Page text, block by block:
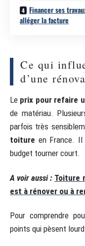
Financer ses
alléger la facture
Ce qui
d’une
Le prix pour refaire
de matériau.
parfois très
toiture en France. Il
budget tourner court.
A voir aussi : Toiture
est à rénover ou à
Pour comprendre
points qui pèsent